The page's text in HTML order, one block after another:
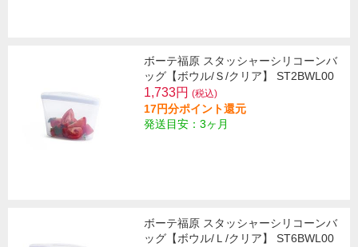
ボーテ福原 スタッシャーシリコーンバ
ッグ【ボウル/Ｓ/クリア】 ST2BWL00
1,733円 (税込)
17円分ポイント還元
発送目安：3ヶ月
ボーテ福原 スタッシャーシリコーンバ
ッグ【ボウル/Ｌ/クリア】 ST6BWL00